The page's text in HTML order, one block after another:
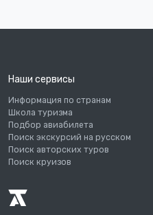
Наши сервисы
Информация по странам
Школа туризма
Подбор авиабилета
Поиск экскурсий на русском
Поиск авторских туров
Поиск круизов